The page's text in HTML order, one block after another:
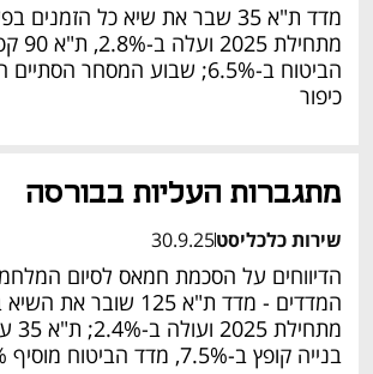
כיפור
מתגברות העליות בבורסה
שירות כלכליסט30.9.25
בנייה קופץ ב-7.5%, מדד הביטוח מוסיף 5% לערכו.